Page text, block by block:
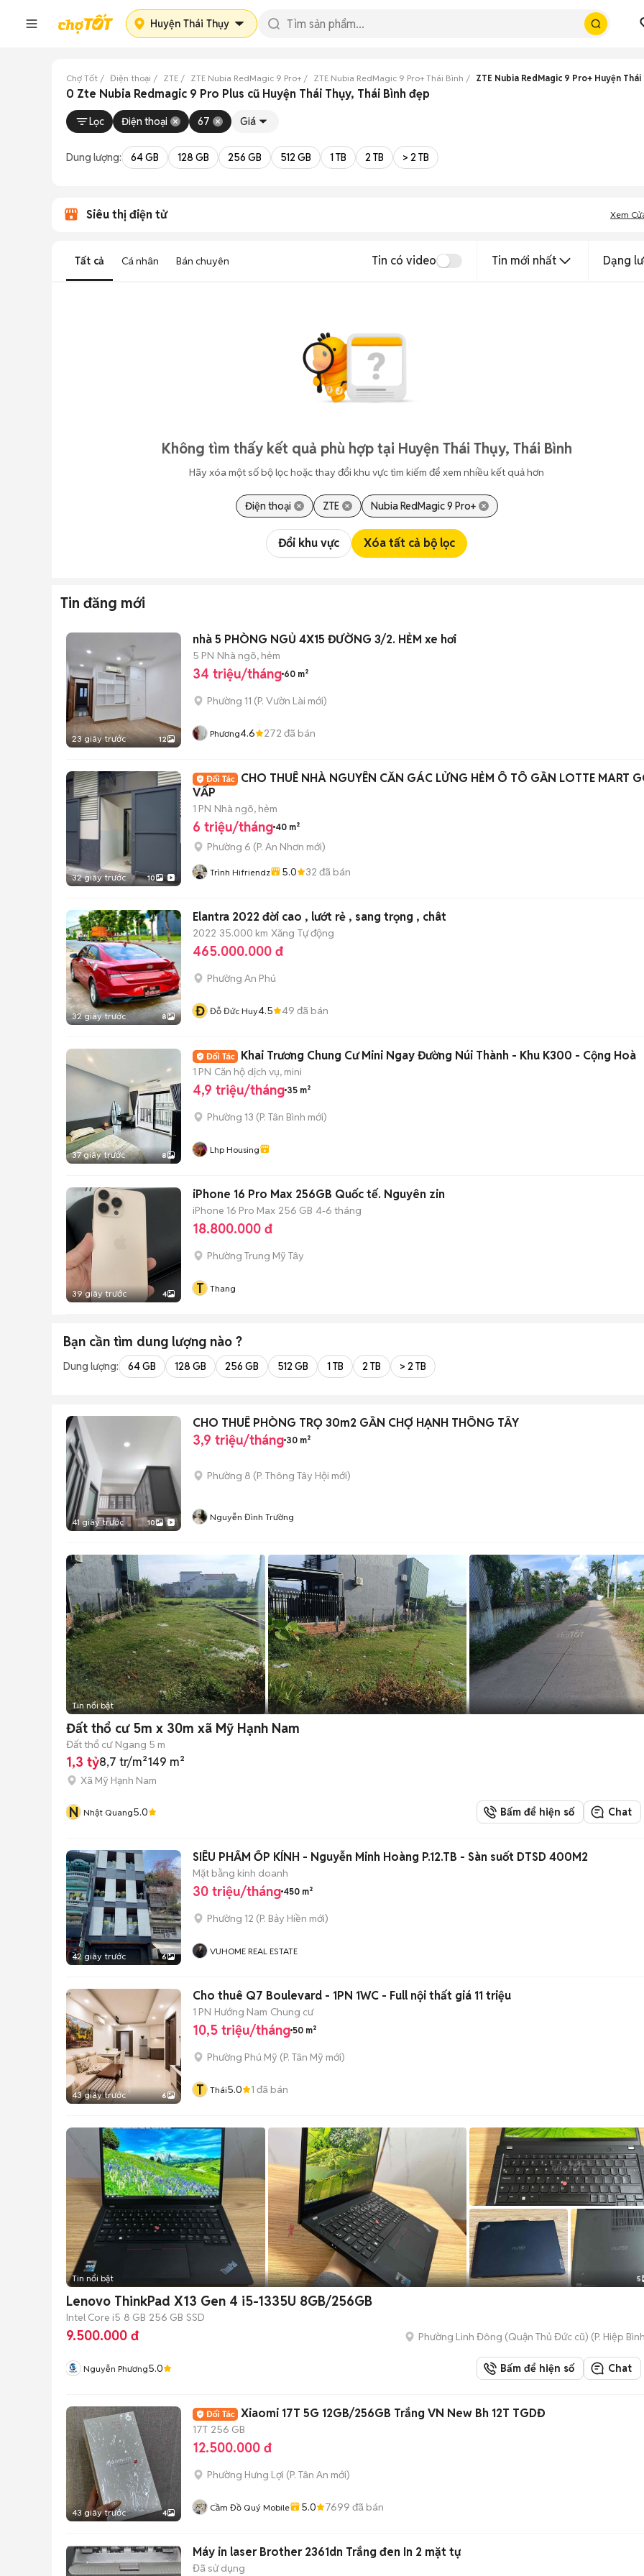
Huyện Thái Thụy
Chợ Tốt Điện thoại ZTE ZTE Nubia RedMagic 9 Pro+ ZTE Nubia RedMagic 9 Pro+ Thái Bình ZTE Nubia RedMagic 9 Pro+ Huyện Thái
0 Zte Nubia Redmagic 9 Pro Plus cũ Huyện Thái Thụy, Thái Bình đẹp
Lọc Điện thoại 67 Giá
Dung lượng: 64 GB 128 GB 256 GB 512 GB 1 TB 2 TB > 2 TB
Siêu thị điện tử Xem
Tất cả Cá nhân Bán chuyên Tin có video Tin mới nhất Dạng
Không tìm thấy kết quả phù hợp tại Huyện Thái Thụy, Thái Bình
Hãy xóa một số bộ lọc hoặc thay đổi khu vực tìm kiếm để xem nhiều kết quả hơn
Điện thoại ZTE Nubia RedMagic 9 Pro+
Đổi khu vực Xóa tất cả bộ lọc
Tin đăng mới
23 giây trước 12
nhà 5 PHÒNG NGỦ 4X15 ĐƯỜNG 3/2. HẺM xe hơi
5 PN Nhà ngõ, hẻm
34 triệu/tháng 60 m²
Phường 11 (P. Vườn Lài mới)
Phương4.6 272 đã bán
32 giây trước 10
CHO THUÊ NHÀ NGUYÊN CĂN GÁC LỬNG HẺM Ô TÔ GẦN LOTTE MART
VẤP
1 PN Nhà ngõ, hẻm
6 triệu/tháng 40 m²
Phường 6 (P. An Nhơn mới)
Trình Hifriendz 5.0 32 đã bán
32 giây trước 8
Elantra 2022 đời cao , lướt rẻ , sang trọng , chât
2022 35.000 km Xăng Tự động
465.000.000 đ
Phường An Phú
Đ Đỗ Đức Huy4.5 49 đã bán
37 giây trước 8
Khai Trương Chung Cư Mini Ngay Đường Núi Thành - Khu K300 - Cộng Hoà
1 PN Căn hộ dịch vụ, mini
4,9 triệu/tháng 35 m²
Phường 13 (P. Tân Bình mới)
Lhp Housing
39 giây trước 4
iPhone 16 Pro Max 256GB Quốc tế. Nguyên zin
iPhone 16 Pro Max 256 GB 4-6 tháng
18.800.000 đ
Phường Trung Mỹ Tây
T Thang
Bạn cần tìm dung lượng nào ?
Dung lượng: 64 GB 128 GB 256 GB 512 GB 1 TB 2 TB > 2 TB
41 giây trước 10
CHO THUÊ PHÒNG TRỌ 30m2 GẦN CHỢ HẠNH THÔNG TÂY
3,9 triệu/tháng 30 m²
Phường 8 (P. Thông Tây Hội mới)
Nguyễn Đình Trường
Tin nổi bật
Đất thổ cư 5m x 30m xã Mỹ Hạnh Nam
Đất thổ cư Ngang 5 m
1,3 tỷ8,7 tr/m²149 m²
Xã Mỹ Hạnh Nam
N Nhật Quang5.0 Bấm để hiện số Chat
42 giây trước 6
SIÊU PHẨM ỐP KÍNH - Nguyễn Minh Hoàng P.12.TB - Sàn suốt DTSD 400M2
Mặt bằng kinh doanh
30 triệu/tháng 450 m²
Phường 12 (P. Bảy Hiền mới)
VUHOME REAL ESTATE
43 giây trước 6
Cho thuê Q7 Boulevard - 1PN 1WC - Full nội thất giá 11 triệu
1 PN Hướng Nam Chung cư
10,5 triệu/tháng 50 m²
Phường Phú Mỹ (P. Tân Mỹ mới)
T Thái5.0 1 đã bán
Tin nổi bật 5
Lenovo ThinkPad X13 Gen 4 i5-1335U 8GB/256GB
Intel Core i5 8 GB 256 GB SSD
9.500.000 đ Phường Linh Đông (Quận Thủ Đức cũ) (P. Hiệp
Nguyễn Phương5.0 Bấm để hiện số Chat
43 giây trước 4
Xiaomi 17T 5G 12GB/256GB Trắng VN New Bh 12T TGDĐ
17T 256 GB
12.500.000 đ
Phường Hưng Lợi (P. Tân An mới)
Cầm Đồ Quý Mobile 5.0 7699 đã bán
Máy in laser Brother 2361dn Trắng đen In 2 mặt tự
Đã sử dụng